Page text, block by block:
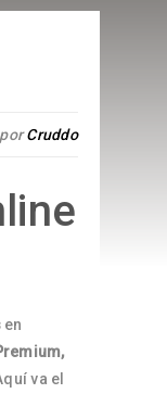
Cruddo
en
va el